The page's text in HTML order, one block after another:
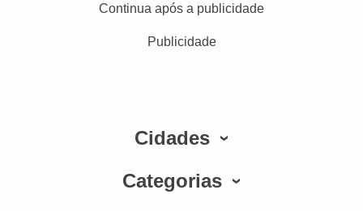
Continua após a publicidade
Publicidade
Cidades
Categorias